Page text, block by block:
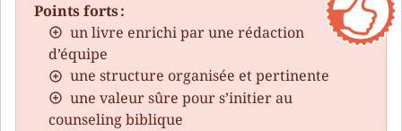
Points forts :
un livre enrichi par une rédaction
d’équipe
une structure organisée et pertinente
une valeur sûre pour s’initier au
counseling biblique